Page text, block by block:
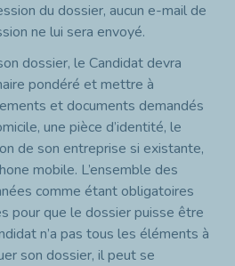
du dossier, aucun e-mail de
ne lui sera envoyé.
dossier, le Candidat devra
pondéré et mettre à
et documents demandés
une pièce d’identité, le
de son entreprise si existante,
mobile. L’ensemble des
comme étant obligatoires
pour que le dossier puisse être
n’a pas tous les éléments à
son dossier, il peut se